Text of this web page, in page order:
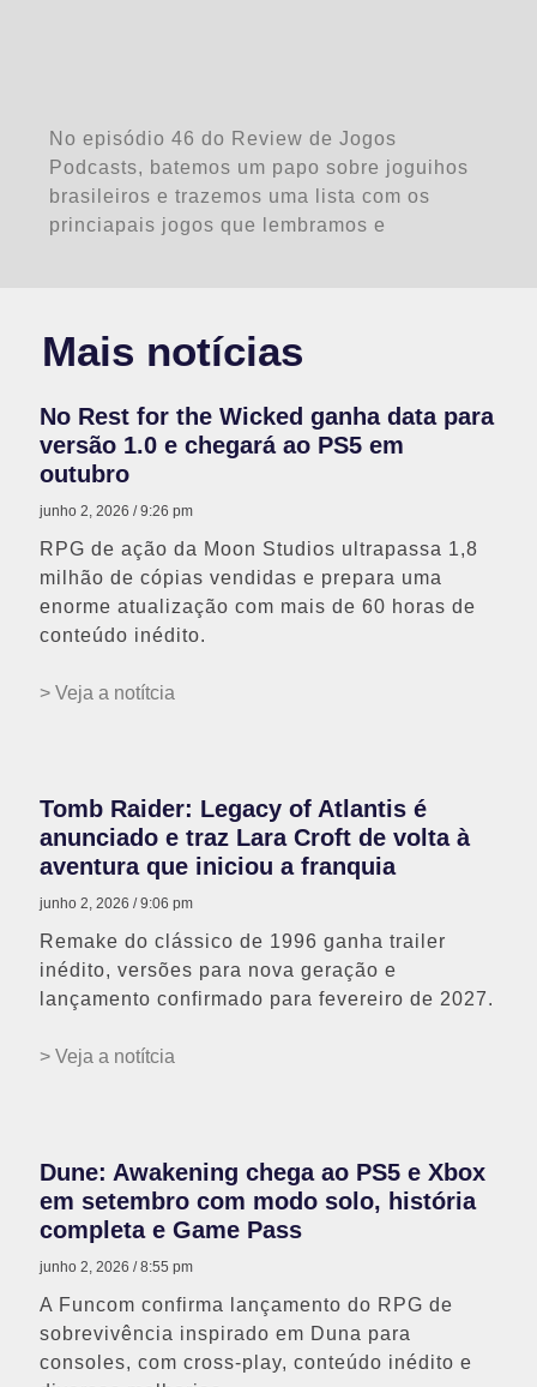
No episódio 46 do Review de Jogos
Podcasts, batemos um papo sobre joguihos
brasileiros e trazemos uma lista com os
princiapais jogos que lembramos e
Mais notícias
No Rest for the Wicked ganha data para
versão 1.0 e chegará ao PS5 em
outubro
junho 2, 2026 9:26 pm
RPG de ação da Moon Studios ultrapassa 1,8
milhão de cópias vendidas e prepara uma
enorme atualização com mais de 60 horas de
conteúdo inédito.
> Veja a notítcia
Tomb Raider: Legacy of Atlantis é
anunciado e traz Lara Croft de volta à
aventura que iniciou a franquia
junho 2, 2026 9:06 pm
Remake do clássico de 1996 ganha trailer
inédito, versões para nova geração e
lançamento confirmado para fevereiro de 2027.
> Veja a notítcia
Dune: Awakening chega ao PS5 e Xbox
em setembro com modo solo, história
completa e Game Pass
junho 2, 2026 8:55 pm
A Funcom confirma lançamento do RPG de
sobrevivência inspirado em Duna para
consoles, com cross-play, conteúdo inédito e